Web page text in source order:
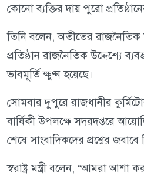
কোনো ব্যক্তির দায় পুরো
তিনি বলেন, অতীতের রাজনৈতিক
প্রতিষ্ঠান রাজনৈতিক উদ্দেশ্যে
ভাবমূর্তি ক্ষুণ্ন হয়েছে।
সোমবার দুপুরে রাজধানীর
বার্ষিকী উপলক্ষে সদরদপ্তরে
শেষে সাংবাদিকদের প্রশ্নের
স্বরাষ্ট্র মন্ত্রী বলেন, “আমরা আশা